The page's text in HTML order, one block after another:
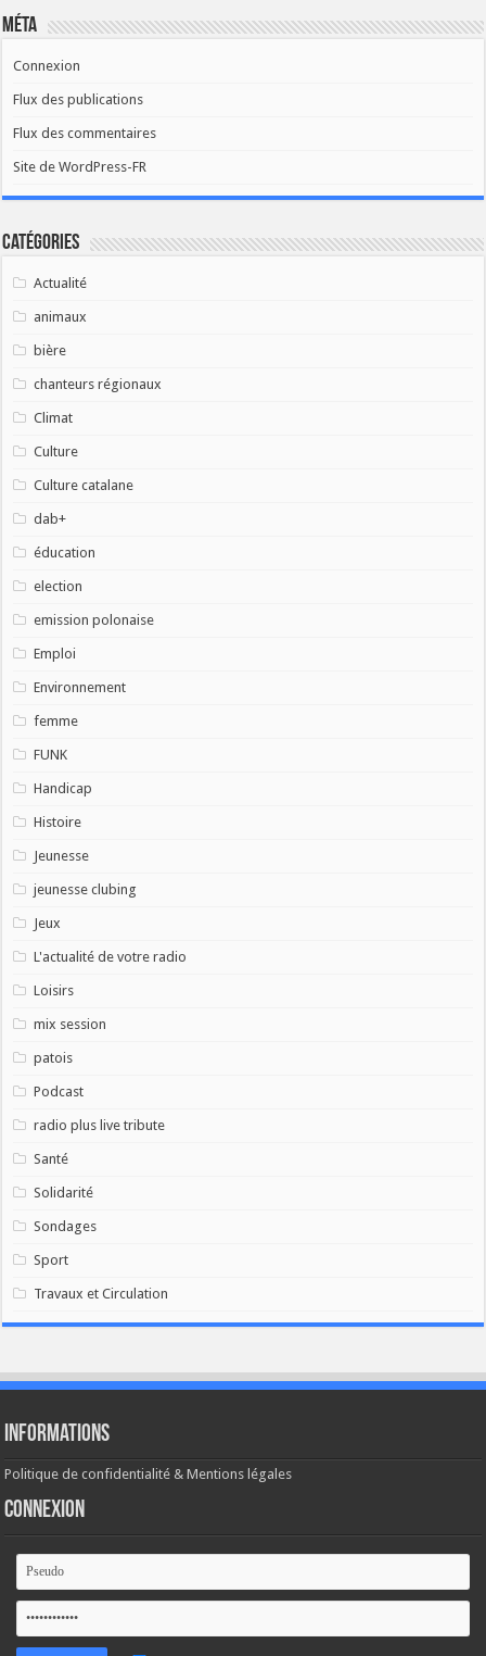
Méta
Connexion
Flux des publications
Flux des commentaires
Site de WordPress-FR
Catégories
Actualité
animaux
bière
chanteurs régionaux
Climat
Culture
Culture catalane
dab+
éducation
election
emission polonaise
Emploi
Environnement
femme
FUNK
Handicap
Histoire
Jeunesse
jeunesse clubing
Jeux
L'actualité de votre radio
Loisirs
mix session
patois
Podcast
radio plus live tribute
Santé
Solidarité
Sondages
Sport
Travaux et Circulation
Informations
Politique de confidentialité & Mentions légales
Connexion